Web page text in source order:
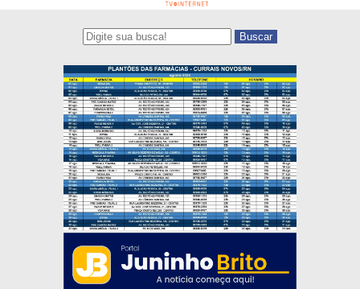
Buscar